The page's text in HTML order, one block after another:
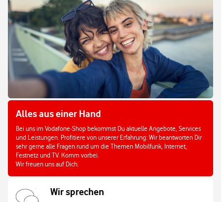
Alles aus einer Hand
Bei uns im Vodafone-Shop bekommst Du aktuelle Angebote, Services
und Leistungen. Profitiere von unserer Erfahrung: Wir beantworten Dir
sehr gerne alle Fragen rund um die Themen Mobilfunk, Internet,
Festnetz und TV. Komm vorbei.
Wir freuen uns auf Dich.
Wir sprechen